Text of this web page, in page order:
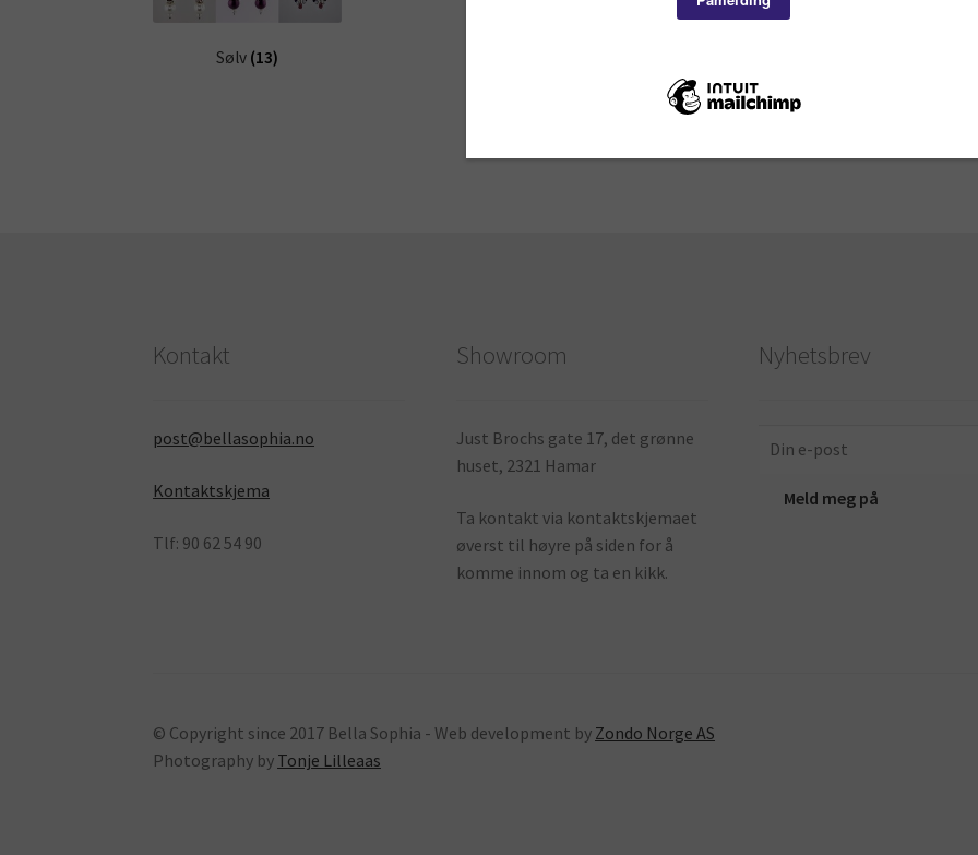
Sølv (13)
Kontakt
post@bellasophia.no
Kontaktskjema
Tlf: 90 62 54 90
Showroom
Just Brochs gate 17, det grønne
huset, 2321 Hamar
Ta kontakt via kontaktskjemaet
øverst til høyre på siden for å
komme innom og ta en kikk.
Nyhetsbrev
© Copyright since 2017 Bella Sophia - Web development by Zondo Norge AS
Photography by Tonje Lilleaas